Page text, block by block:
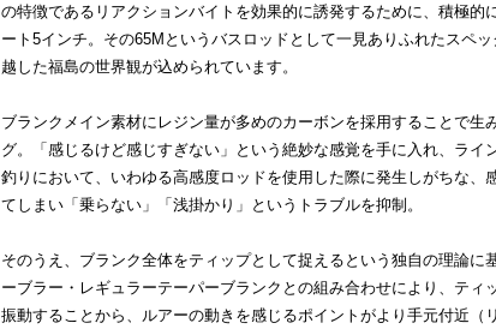
の特徴であるリアクションバイトを効果的に誘発するために、積極的
ート5インチ。その65Mというバスロッドとして一見ありふれたスペ
越した福島の世界観が込められています。
ブランクメイン素材にレジン量が多めのカーボンを採用することで生
グ。「感じるけど感じすぎない」という絶妙な感覚を手に入れ、ライ
釣りにおいて、いわゆる高感度ロッドを使用した際に発生しがちな、
てしまい「乗らない」「浅掛かり」というトラブルを抑制。
そのうえ、ブランク全体をティップとして捉えるという独自の理論に
ーブラー・レギュラーテーパーブランクとの組み合わせにより、ティ
振動することから、ルアーの動きを感じるポイントがより手元付近（